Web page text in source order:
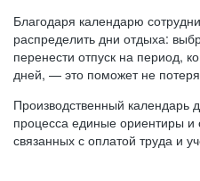
Благодаря календарю
распределить дни отдыха:
перенести отпуск на период,
дней, — это поможет не
Производственный календарь
процесса единые ориентиры и
связанных с оплатой труда и